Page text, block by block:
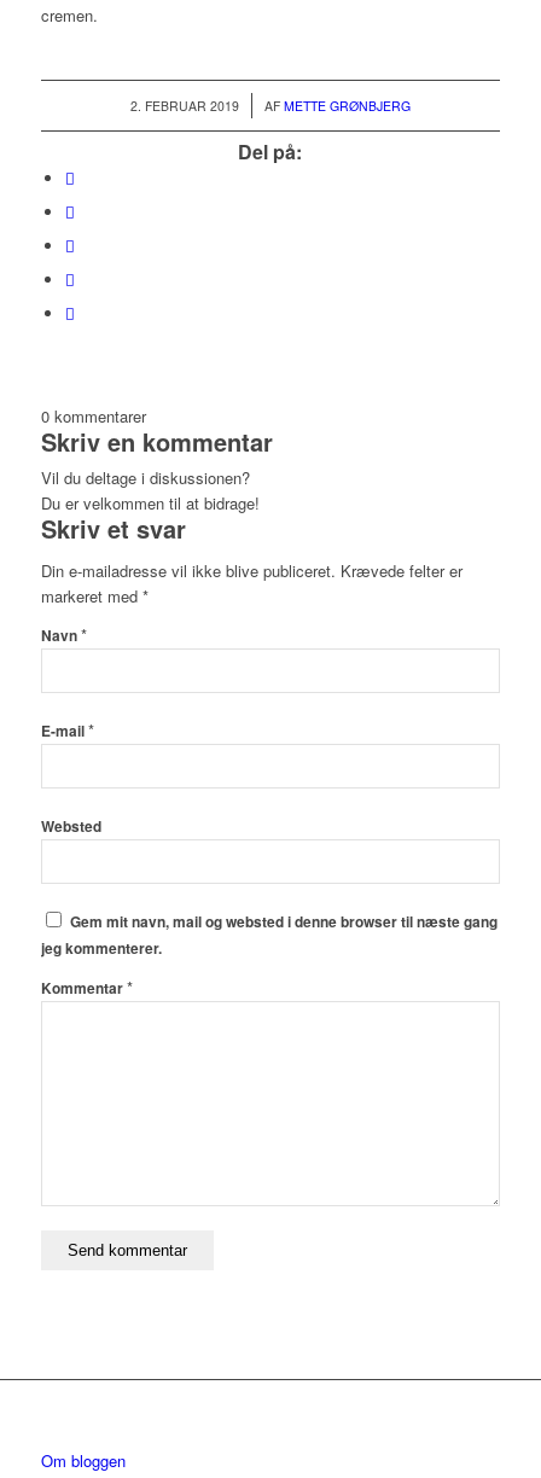
cremen.
2. FEBRUAR 2019
/ AF METTE GRØNBJERG
Del på:
0 kommentarer
Skriv en kommentar
Vil du deltage i diskussionen?
Du er velkommen til at bidrage!
Skriv et svar
Din e-mailadresse vil ikke blive publiceret. Krævede felter er
markeret med *
Navn*
E-mail*
Websted
Gem mit navn, mail og websted i denne browser til næste gang
jeg kommenterer.
Kommentar*
Om bloggen